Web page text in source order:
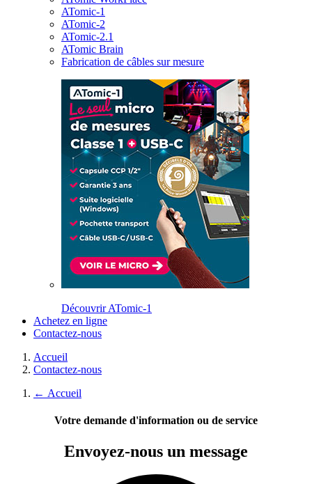
ATomic-1
ATomic-2
ATomic-2.1
ATomic Brain
Fabrication de câbles sur mesure
Découvrir ATomic-1
Achetez en ligne
Contactez-nous
Accueil
Contactez-nous
← Accueil
Votre demande d'information ou de service
Envoyez-nous un message